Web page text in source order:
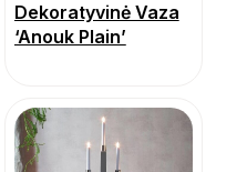
Dekoratyvinė Vaza
‘Anouk Plain’